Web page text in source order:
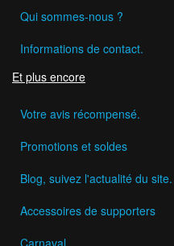
Qui sommes-nous ?
Informations de contact.
Et plus encore
Votre avis récompensé.
Promotions et soldes
Blog, suivez l'actualité du site.
Accessoires de supporters
Carnaval